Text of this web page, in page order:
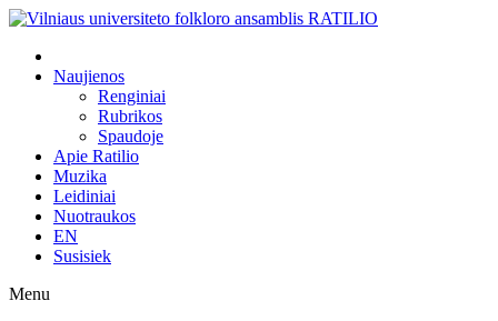
Naujienos
Renginiai
Rubrikos
Spaudoje
Apie Ratilio
Muzika
Leidiniai
Nuotraukos
EN
Susisiek
Menu